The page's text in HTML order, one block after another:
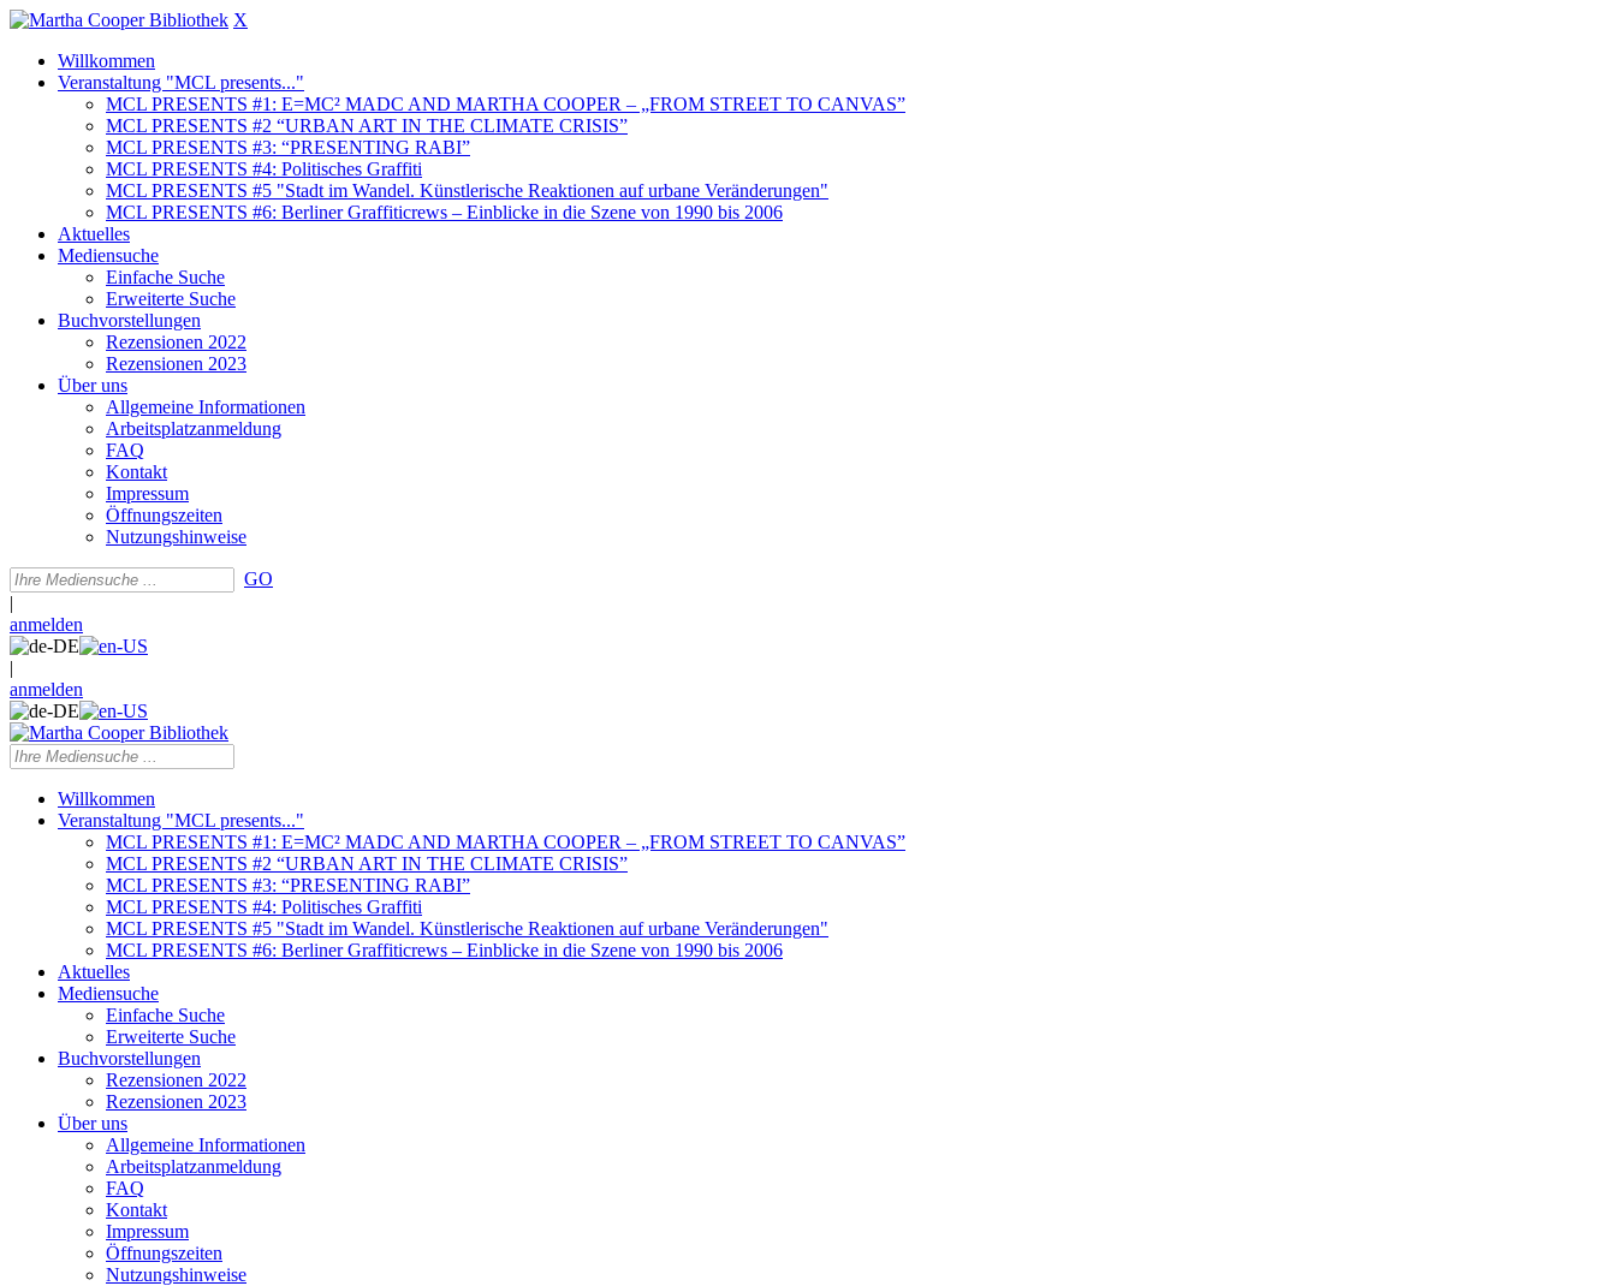
X
Willkommen
Veranstaltung "MCL presents..."
MCL PRESENTS #1: E=MC² MADC AND MARTHA COOPER – „FROM STREET TO CANVAS”
MCL PRESENTS #2 “URBAN ART IN THE CLIMATE CRISIS”
MCL PRESENTS #3: “PRESENTING RABI”
MCL PRESENTS #4: Politisches Graffiti
MCL PRESENTS #5 "Stadt im Wandel. Künstlerische Reaktionen auf urbane Veränderungen"
MCL PRESENTS #6: Berliner Graffiticrews – Einblicke in die Szene von 1990 bis 2006
Aktuelles
Mediensuche
Einfache Suche
Erweiterte Suche
Buchvorstellungen
Rezensionen 2022
Rezensionen 2023
Über uns
Allgemeine Informationen
Arbeitsplatzanmeldung
FAQ
Kontakt
Impressum
Öffnungszeiten
Nutzungshinweise
GO
|
anmelden
|
anmelden
Willkommen
Veranstaltung "MCL presents..."
MCL PRESENTS #1: E=MC² MADC AND MARTHA COOPER – „FROM STREET TO CANVAS”
MCL PRESENTS #2 “URBAN ART IN THE CLIMATE CRISIS”
MCL PRESENTS #3: “PRESENTING RABI”
MCL PRESENTS #4: Politisches Graffiti
MCL PRESENTS #5 "Stadt im Wandel. Künstlerische Reaktionen auf urbane Veränderungen"
MCL PRESENTS #6: Berliner Graffiticrews – Einblicke in die Szene von 1990 bis 2006
Aktuelles
Mediensuche
Einfache Suche
Erweiterte Suche
Buchvorstellungen
Rezensionen 2022
Rezensionen 2023
Über uns
Allgemeine Informationen
Arbeitsplatzanmeldung
FAQ
Kontakt
Impressum
Öffnungszeiten
Nutzungshinweise